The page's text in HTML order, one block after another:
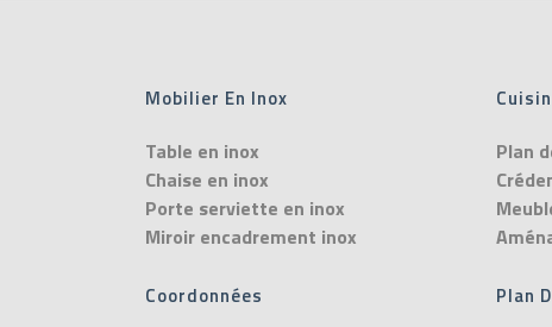
Mobilier En Inox
Table en inox
Chaise en inox
Porte serviette en inox
Miroir encadrement inox
Coordonnées
Plan
Plan